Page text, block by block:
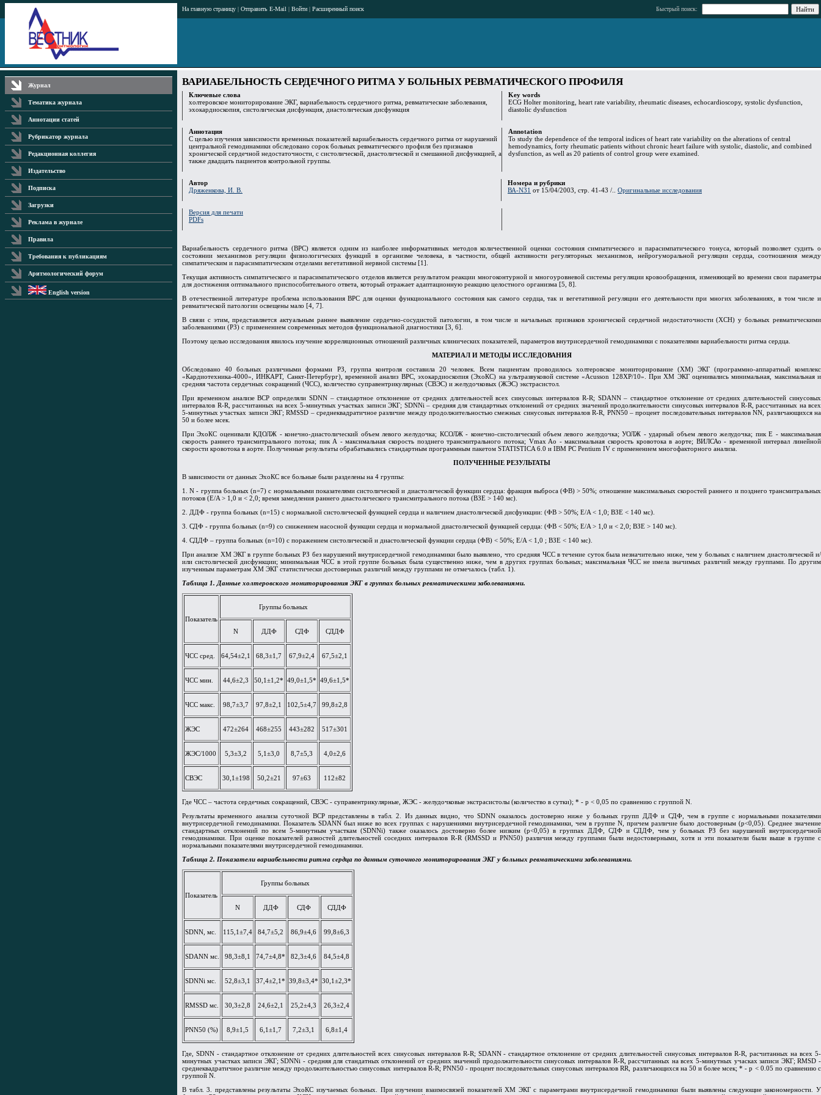
На главную страницу | Отправить E-Mail | Войти | Расширенный поиск Быстрый поиск:
Журнал
Тематика журнала
Аннотации статей
Рубрикатор журнала
Редакционная коллегия
Издательство
Подписка
Загрузки
Реклама в журнале
Правила
Требования к публикациям
Аритмологический форум
English version
ВАРИАБЕЛЬНОСТЬ СЕРДЕЧНОГО РИТМА У БОЛЬНЫХ РЕВМАТИЧЕСКОГО ПРОФИЛЯ
Ключевые слова
холтеровское мониторирование ЭКГ, вариабельность сердечного ритма, ревматические заболевания,
эхокардиоскопия, систолическая дисфункция, диастолическая дисфункция
Key words
ECG Holter monitoring, heart rate variability, rheumatic diseases, echocardioscopy, systolic dysfunction,
diastolic dysfunction
Аннотация
С целью изучения зависимости временных показателей вариабельность сердечного ритма от нарушений
центральной гемодинамики обследовано сорок больных ревматического профиля без признаков
хронической сердечной недостаточности, с систолической, диастолической и смешанной дисфункцией, а
также двадцать пациентов контрольной группы.
Annotation
To study the dependence of the temporal indices of heart rate variability on the alterations of central
hemodynamics, forty rheumatic patients without chronic heart failure with systolic, diastolic, and combined
dysfunction, as well as 20 patients of control group were examined.
Автор
Дряженкова, И. В.
Номера и рубрики
ВА-N31 от 15/04/2003, стр. 41-43 /.. Оригинальные исследования
Версия для печати
PDFs
Вариабельность сердечного ритма (ВРС) является одним из наиболее информативных методов количественной оценки состояния симпатического и парасимпатического тонуса, который позволяет судить о
состоянии механизмов регуляции физиологических функций в организме человека, в частности, общей активности регуляторных механизмов, нейрогуморальной регуляции сердца, соотношения между
симпатическим и парасимпатическим отделами вегетативной нервной системы [1].
Текущая активность симпатического и парасимпатического отделов является результатом реакции многоконтурной и многоуровневой системы регуляции кровообращения, изменяющей во времени свои параметры
для достижения оптимального приспособительного ответа, который отражает адаптационную реакцию целостного организма [5, 8].
В отечественной литературе проблема использования ВРС для оценки функционального состояния как самого сердца, так и вегетативной регуляции его деятельности при многих заболеваниях, в том числе и
ревматической патологии освещены мало [4, 7].
В связи с этим, представляется актуальным раннее выявление сердечно-сосудистой патологии, в том числе и начальных признаков хронической сердечной недостаточности (ХСН) у больных ревматическими
заболеваниями (РЗ) с применением современных методов функциональной диагностики [3, 6].
Поэтому целью исследования явилось изучение корреляционных отношений различных клинических показателей, параметров внутрисердечной гемодинамики с показателями вариабельности ритма сердца.
МАТЕРИАЛ И МЕТОДЫ ИССЛЕДОВАНИЯ
Обследовано 40 больных различными формами РЗ, группа контроля составила 20 человек. Всем пациентам проводилось холтеровское мониторирование (ХМ) ЭКГ (программно-аппаратный комплекс
«Кардиотехника-4000», ИНКАРТ, Санкт-Петербург), временной анализ ВРС, эхокардиоскопия (ЭхоКС) на ультразвуковой системе «Acusson 128XP/10». При ХМ ЭКГ оценивались минимальная, максимальная и
средняя частота сердечных сокращений (ЧСС), количество суправентрикулярных (СВЭС) и желудочковых (ЖЭС) экстрасистол.
При временном анализе ВСР определяли SDNN – стандартное отклонение от средних длительностей всех синусовых интервалов R-R; SDANN – стандартное отклонение от средних длительностей синусовых
интервалов R-R, рассчитанных на всех 5-минутных участках записи ЭКГ; SDNNi – средняя для стандартных отклонений от средних значений продолжительности синусовых интервалов R-R, рассчитанных на всех
5-минутных участках записи ЭКГ; RMSSD – среднеквадратичное различие между продолжительностью смежных синусовых интервалов R-R, PNN50 – процент последовательных интервалов NN, различающихся на
50 и более мсек.
При ЭхоКС оценивали КДОЛЖ - конечно-диастолический объем левого желудочка; КСОЛЖ - конечно-систолический объем левого желудочка; УОЛЖ - ударный объем левого желудочка; пик Е - максимальная
скорость раннего трансмитрального потока; пик А - максимальная скорость позднего трансмитрального потока; Vmax Ao - максимальная скорость кровотока в аорте; ВИЛСАо - временной интервал линейной
скорости кровотока в аорте. Полученные результаты обрабатывались стандартным программным пакетом STATISTICA 6.0 и IBM PC Pentium IV с применением многофакторного анализа.
ПОЛУЧЕННЫЕ РЕЗУЛЬТАТЫ
В зависимости от данных ЭхоКС все больные были разделены на 4 группы:
1. N - группа больных (n=7) с нормальными показателями систолической и диастолической функции сердца: фракция выброса (ФВ) > 50%; отношение максимальных скоростей раннего и позднего трансмитральных
потоков (E/A > 1,0 и < 2,0; время замедления раннего диастолического трансмитрального потока (ВЗЕ > 140 мс).
2. ДДФ - группа больных (n=15) с нормальной систолической функцией сердца и наличием диастолической дисфункции: (ФВ > 50%; E/A < 1,0; ВЗЕ < 140 мс).
3. СДФ - группа больных (n=9) со снижением насосной функции сердца и нормальной диастолической функцией сердца: (ФВ < 50%; E/A > 1,0 и < 2,0; ВЗЕ > 140 мс).
4. СДДФ – группа больных (n=10) с поражением систолической и диастолической функции сердца (ФВ) < 50%; E/A < 1,0 ; ВЗЕ < 140 мс).
При анализе ХМ ЭКГ в группе больных РЗ без нарушений внутрисердечной гемодинамики было выявлено, что средняя ЧСС в течение суток была незначительно ниже, чем у больных с наличием диастолической и/
или систолической дисфункции; минимальная ЧСС в этой группе больных была существенно ниже, чем в других группах больных; максимальная ЧСС не имела значимых различий между группами. По другим
изученным параметрам ХМ ЭКГ статистически достоверных различий между группами не отмечалось (табл. 1).
Таблица 1. Данные холтеровского мониторирования ЭКГ в группах больных ревматическими заболеваниями.
Показатель
Группы больных
N ДДФ СДФ СДДФ
ЧСС сред. 64,54±2,1 68,3±1,7 67,9±2,4 67,5±2,1
ЧСС мин. 44,6±2,3 50,1±1,2* 49,0±1,5* 49,6±1,5*
ЧСС макс. 98,7±3,7 97,8±2,1 102,5±4,7 99,8±2,8
ЖЭС 472±264 468±255 443±282 517±301
ЖЭС/1000 5,3±3,2 5,1±3,0 8,7±5,3 4,0±2,6
СВЭС 30,1±198 50,2±21 97±63 112±82
Где ЧСС – частота сердечных сокращений, СВЭС - суправентрикулярные, ЖЭС - желудочковые экстрасистолы (количество в сутки); * - p < 0,05 по сравнению с группой N.
Результаты временного анализа суточной ВСР представлены в табл. 2. Из данных видно, что SDNN оказалось достоверно ниже у больных групп ДДФ и СДФ, чем в группе с нормальными показателями
внутрисердечной гемодинамики. Показатель SDANN был ниже во всех группах с нарушениями внутрисердечной гемодинамики, чем в группе N, причем различие было достоверным (p<0,05). Среднее значение
стандартных отклонений по всем 5-минутным участкам (SDNNi) также оказалось достоверно более низким (p<0,05) в группах ДДФ, СДФ и СДДФ, чем у больных РЗ без нарушений внутрисердечной
гемодинамики. При оценке показателей разностей длительностей соседних интервалов R-R (RMSSD и PNN50) различия между группами были недостоверными, хотя и эти показатели были выше в группе с
нормальными показателями внутрисердечной гемодинамики.
Таблица 2. Показатели вариабельности ритма сердца по данным суточного мониторирования ЭКГ у больных ревматическими заболеваниями.
Показатель
Группы больных
N ДДФ СДФ СДДФ
SDNN, мс. 115,1±7,4 84,7±5,2 86,9±4,6 99,8±6,3
SDANN мс. 98,3±8,1 74,7±4,8* 82,3±4,6 84,5±4,8
SDNNi мс. 52,8±3,1 37,4±2,1* 39,8±3,4* 30,1±2,3*
RMSSD мс. 30,3±2,8 24,6±2,1 25,2±4,3 26,3±2,4
PNN50 (%) 8,9±1,5 6,1±1,7 7,2±3,1 6,8±1,4
Где, SDNN - стандартное отклонение от средних длительностей всех синусовых интервалов R-R; SDANN - стандартное отклонение от средних длительностей синусовых интервалов R-R, расчитанных на всех 5-
минутных участках записи ЭКГ; SDNNi - средняя для стандатных отклонений от средних значений продолжительности синусовых интервалов R-R, рассчитанных на всех 5-минутных учасках записи ЭКГ; RMSD -
среднеквадратичное различие между продолжительностью синусовых интервалов R-R; PNN50 - процент последовательных синусовых интервалов RR, различающихся на 50 и более мсек; * - p < 0.05 по сравнению с
группой N.
В табл. 3. представлены результаты ЭхоКС изучаемых больных. При изучении взаимосвязей показателей ХМ ЭКГ с параметрами внутрисердечной гемодинамики были выявлены следующие закономерности. У